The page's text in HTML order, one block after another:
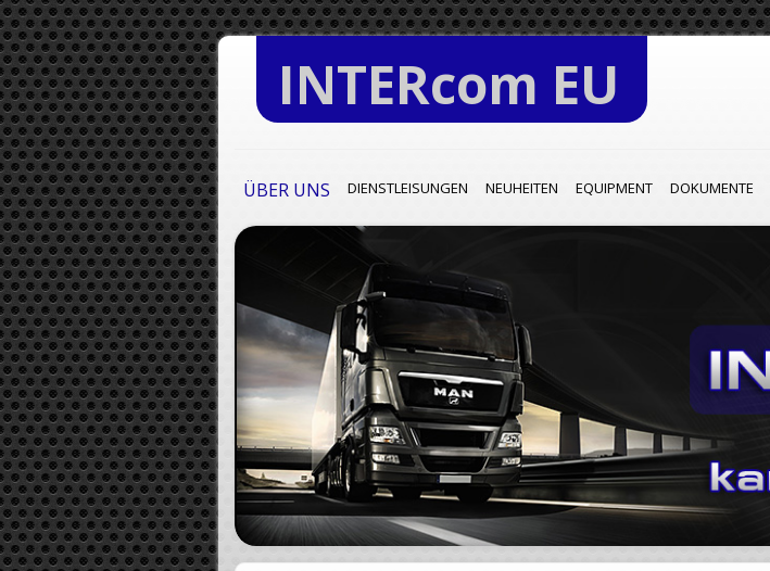
INTERcom EU
ÜBER UNS DIENSTLEISUNGEN NEUHEITEN EQUIPMENT DOKUMENTE